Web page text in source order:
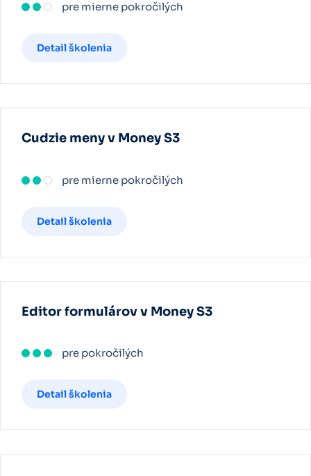
pre mierne pokročilých
Detail školenia
Cudzie meny v Money S3
pre mierne pokročilých
Detail školenia
Editor formulárov v Money S3
pre pokročilých
Detail školenia